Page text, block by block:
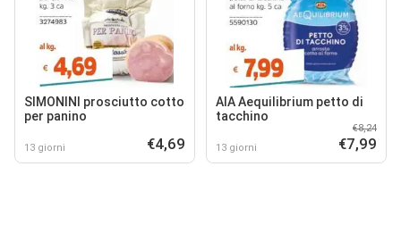
SIMONINI prosciutto cotto
per panino
13 giorni €4,69
AIA Aequilibrium petto di
tacchino
13 giorni
€8,24
€7,99